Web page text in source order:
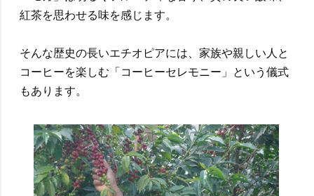
紅茶を思わせる味を感じます。
そんな歴史の長いエチオピアには、家族や親しい人と
コーヒーを楽しむ「コーヒーセレモニー」という儀式
もあります。